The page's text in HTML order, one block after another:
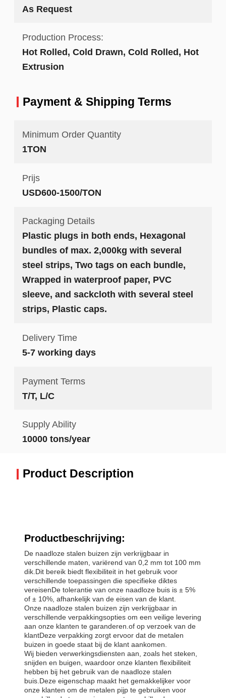
As Request
Production Process:
Hot Rolled, Cold Drawn, Cold Rolled, Hot
Extrusion
Payment & Shipping Terms
Minimum Order Quantity
1TON
Prijs
USD600-1500/TON
Packaging Details
Plastic plugs in both ends, Hexagonal
bundles of max. 2,000kg with several
steel strips, Two tags on each bundle,
Wrapped in waterproof paper, PVC
sleeve, and sackcloth with several steel
strips, Plastic caps.
Delivery Time
5-7 working days
Payment Terms
T/T, L/C
Supply Ability
10000 tons/year
Product Description
Productbeschrijving:
De naadloze stalen buizen zijn verkrijgbaar in
verschillende maten, variërend van 0,2 mm tot 100 mm
dik.Dit bereik biedt flexibiliteit in het gebruik voor
verschillende toepassingen die specifieke diktes
vereisenDe tolerantie van onze naadloze buis is ± 5%
of ± 10%, afhankelijk van de eisen van de klant.
Onze naadloze stalen buizen zijn verkrijgbaar in
verschillende verpakkingsopties om een veilige levering
aan onze klanten te garanderen.of op verzoek van de
klantDeze verpakking zorgt ervoor dat de metalen
buizen in goede staat bij de klant aankomen.
Wij bieden verwerkingsdiensten aan, zoals het steken,
snijden en buigen, waardoor onze klanten flexibiliteit
hebben bij het gebruik van de naadloze stalen
buis.Deze eigenschap maakt het gemakkelijker voor
onze klanten om de metalen pijp te gebruiken voor